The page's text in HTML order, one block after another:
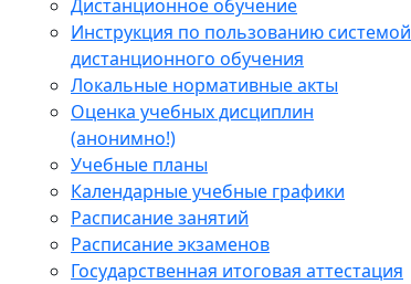
Дистанционное обучение
Инструкция по пользованию системой
дистанционного обучения
Локальные нормативные акты
Оценка учебных дисциплин
(анонимно!)
Учебные планы
Календарные учебные графики
Расписание занятий
Расписание экзаменов
Государственная итоговая аттестация